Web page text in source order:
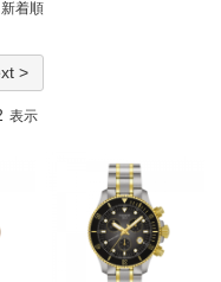
新着順
>
表示